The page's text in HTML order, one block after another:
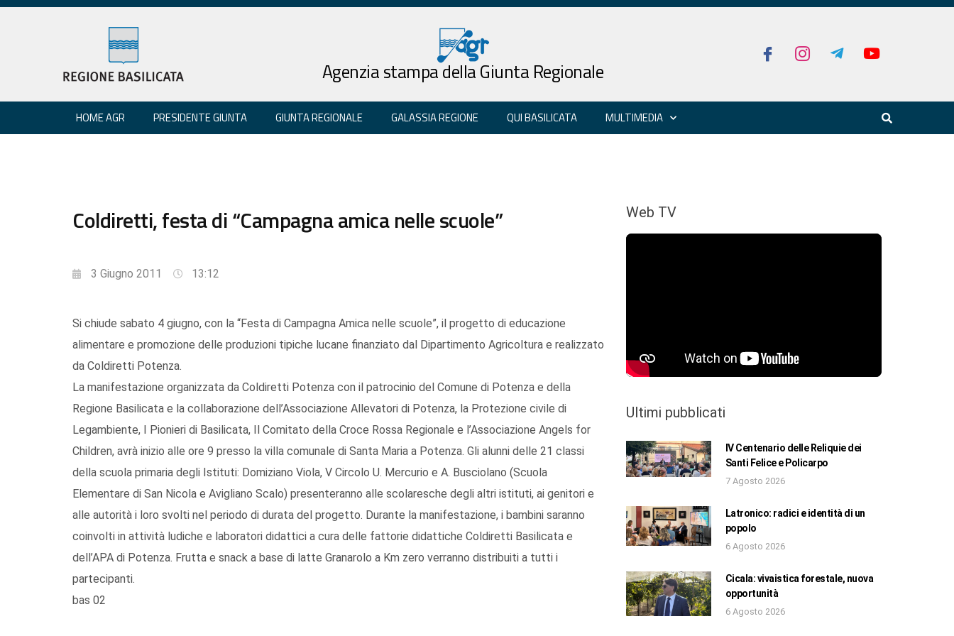
Agenzia stampa della Giunta Regionale
HOME AGR PRESIDENTE GIUNTA GIUNTA REGIONALE GALASSIA REGIONE QUI BASILICATA MULTIMEDIA
Coldiretti, festa di “Campagna amica nelle scuole”
3 Giugno 2011 13:12
Si chiude sabato 4 giugno, con la “Festa di Campagna Amica nelle scuole”, il progetto di educazione
alimentare e promozione delle produzioni tipiche lucane finanziato dal Dipartimento Agricoltura e realizzato
da Coldiretti Potenza.
La manifestazione organizzata da Coldiretti Potenza con il patrocinio del Comune di Potenza e della
Regione Basilicata e la collaborazione dell’Associazione Allevatori di Potenza, la Protezione civile di
Legambiente, I Pionieri di Basilicata, Il Comitato della Croce Rossa Regionale e l’Associazione Angels for
Children, avrà inizio alle ore 9 presso la villa comunale di Santa Maria a Potenza. Gli alunni delle 21 classi
della scuola primaria degli Istituti: Domiziano Viola, V Circolo U. Mercurio e A. Busciolano (Scuola
Elementare di San Nicola e Avigliano Scalo) presenteranno alle scolaresche degli altri istituti, ai genitori e
alle autorità i loro svolti nel periodo di durata del progetto. Durante la manifestazione, i bambini saranno
coinvolti in attività ludiche e laboratori didattici a cura delle fattorie didattiche Coldiretti Basilicata e
dell’APA di Potenza. Frutta e snack a base di latte Granarolo a Km zero verranno distribuiti a tutti i
partecipanti.
bas 02
Web TV
Ultimi pubblicati
IV Centenario delle Reliquie dei
Santi Felice e Policarpo
7 Agosto 2026
Latronico: radici e identità di un
popolo
6 Agosto 2026
Cicala: vivaistica forestale, nuova
opportunità
6 Agosto 2026